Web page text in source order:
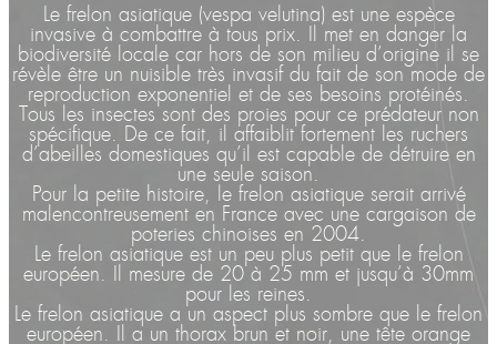
Le frelon asiatique (vespa velutina) est une espèce
invasive à combattre à tous prix. Il met en danger la
biodiversité locale car hors de son milieu d’origine il se
révèle être un nuisible très invasif du fait de son mode de
reproduction exponentiel et de ses besoins protéinés.
Tous les insectes sont des proies pour ce prédateur non
spécifique. De ce fait, il affaiblit fortement les ruchers
d’abeilles domestiques qu’il est capable de détruire en
une seule saison.
Pour la petite histoire, le frelon asiatique serait arrivé
malencontreusement en France avec une cargaison de
poteries chinoises en 2004.
Le frelon asiatique est un peu plus petit que le frelon
européen. Il mesure de 20 à 25 mm et jusqu’à 30mm
pour les reines.
Le frelon asiatique a un aspect plus sombre que le frelon
européen. Il a un thorax brun et noir, une tête orange